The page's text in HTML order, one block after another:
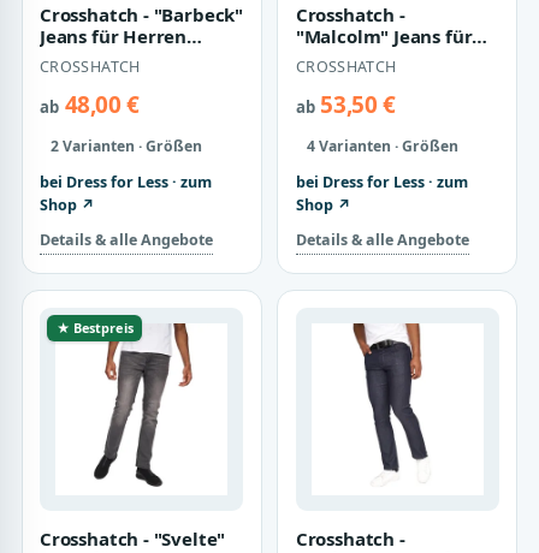
Crosshatch - "Barbeck"
Jeans für Herren
(Graue Wäsche)
CROSSHATCH
ab48,00 €
2 Varianten · Größen
bei Dress for Less · zum
Shop ↗
Details & alle Angebote
Crosshatch -
"Malcolm" Jeans für
Herren (Hellgraue
Wäsche)
CROSSHATCH
ab53,50 €
4 Varianten · Größen
bei Dress for Less · zum
Shop ↗
Details & alle Angebote
★ Bestpreis
Crosshatch - "Svelte"
Crosshatch -